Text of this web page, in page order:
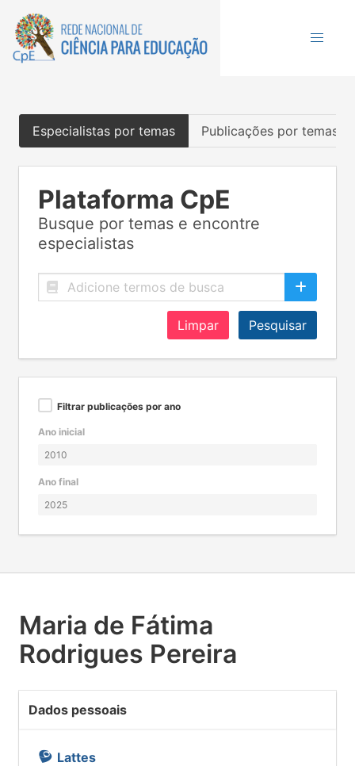
Especialistas por temas Publicações por temas
Plataforma CpE
Busque por temas e encontre
especialistas
Limpar Pesquisar
Filtrar publicações por ano
Ano inicial
Ano final
Maria de Fátima
Rodrigues Pereira
Dados pessoais
Lattes